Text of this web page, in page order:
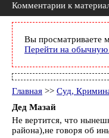
Комментарии к
Вы просматриваете
Перейти на
Главная >> Суд,
Дед Мазай
Не вертится, что
района),не говоря об